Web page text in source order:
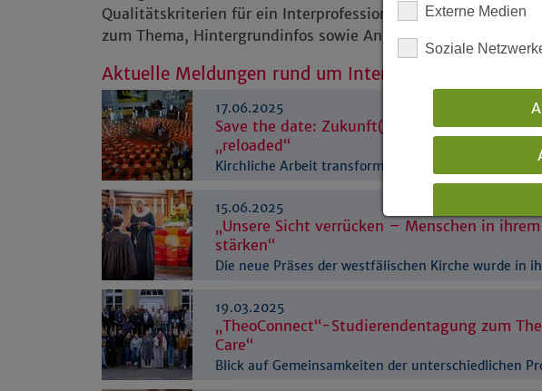
Qualitätskriterien für ein Interprofessionelles Pastoralteam,
zum Thema, Hintergrundinfos sowie Antworten auf häufig
Aktuelle Meldungen rund um Interprofessionelle
17.06.2025
Save the date: Zukunft(s)gestalten
„reloaded“
Kirchliche Arbeit transformieren, Teil
15.06.2025
„Unsere Sicht verrücken – Menschen in
stärken“
Die neue Präses der westfälischen Kirche wurde in
19.03.2025
„TheoConnect“-Studierendentagung zum
Care“
Blick auf Gemeinsamkeiten der unterschiedlichen
Externe Medien
Soziale